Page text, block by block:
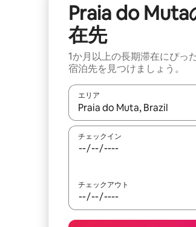
Praia do Muta
在先
1か月以上の長期滞在にぴっ
宿泊先を見つけましょう。
エリア
検索結果が表示されたら、上
チェックイン
チェックアウト